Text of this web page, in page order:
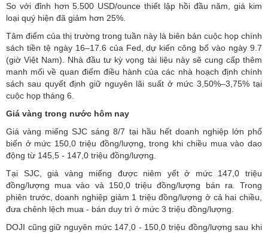
So với đỉnh hơn 5.500 USD/ounce thiết lập hồi đầu năm, giá kim
loại quý hiện đã giảm hơn 25%.
Tâm điểm của thị trường trong tuần này là biên bản cuộc họp chính
sách tiền tệ ngày 16–17.6 của Fed, dự kiến công bố vào ngày 9.7
(giờ Việt Nam). Nhà đầu tư kỳ vọng tài liệu này sẽ cung cấp thêm
manh mối về quan điểm điều hành của các nhà hoạch định chính
sách sau quyết định giữ nguyên lãi suất ở mức 3,50%–3,75% tại
cuộc họp tháng 6.
Giá vàng trong nước hôm nay
Giá vàng miếng SJC sáng 8/7 tại hầu hết doanh nghiệp lớn phổ
biến ở mức 150,0 triệu đồng/lượng, trong khi chiều mua vào dao
động từ 145,5 - 147,0 triệu đồng/lượng.
Tại SJC, giá vàng miếng được niêm yết ở mức 147,0 triệu
đồng/lượng mua vào và 150,0 triệu đồng/lượng bán ra. Trong
phiên trước, doanh nghiệp giảm 1 triệu đồng/lượng ở cả hai chiều,
đưa chênh lệch mua - bán duy trì ở mức 3 triệu đồng/lượng.
DOJI cũng giữ nguyên mức 147,0 - 150,0 triệu đồng/lượng sau khi